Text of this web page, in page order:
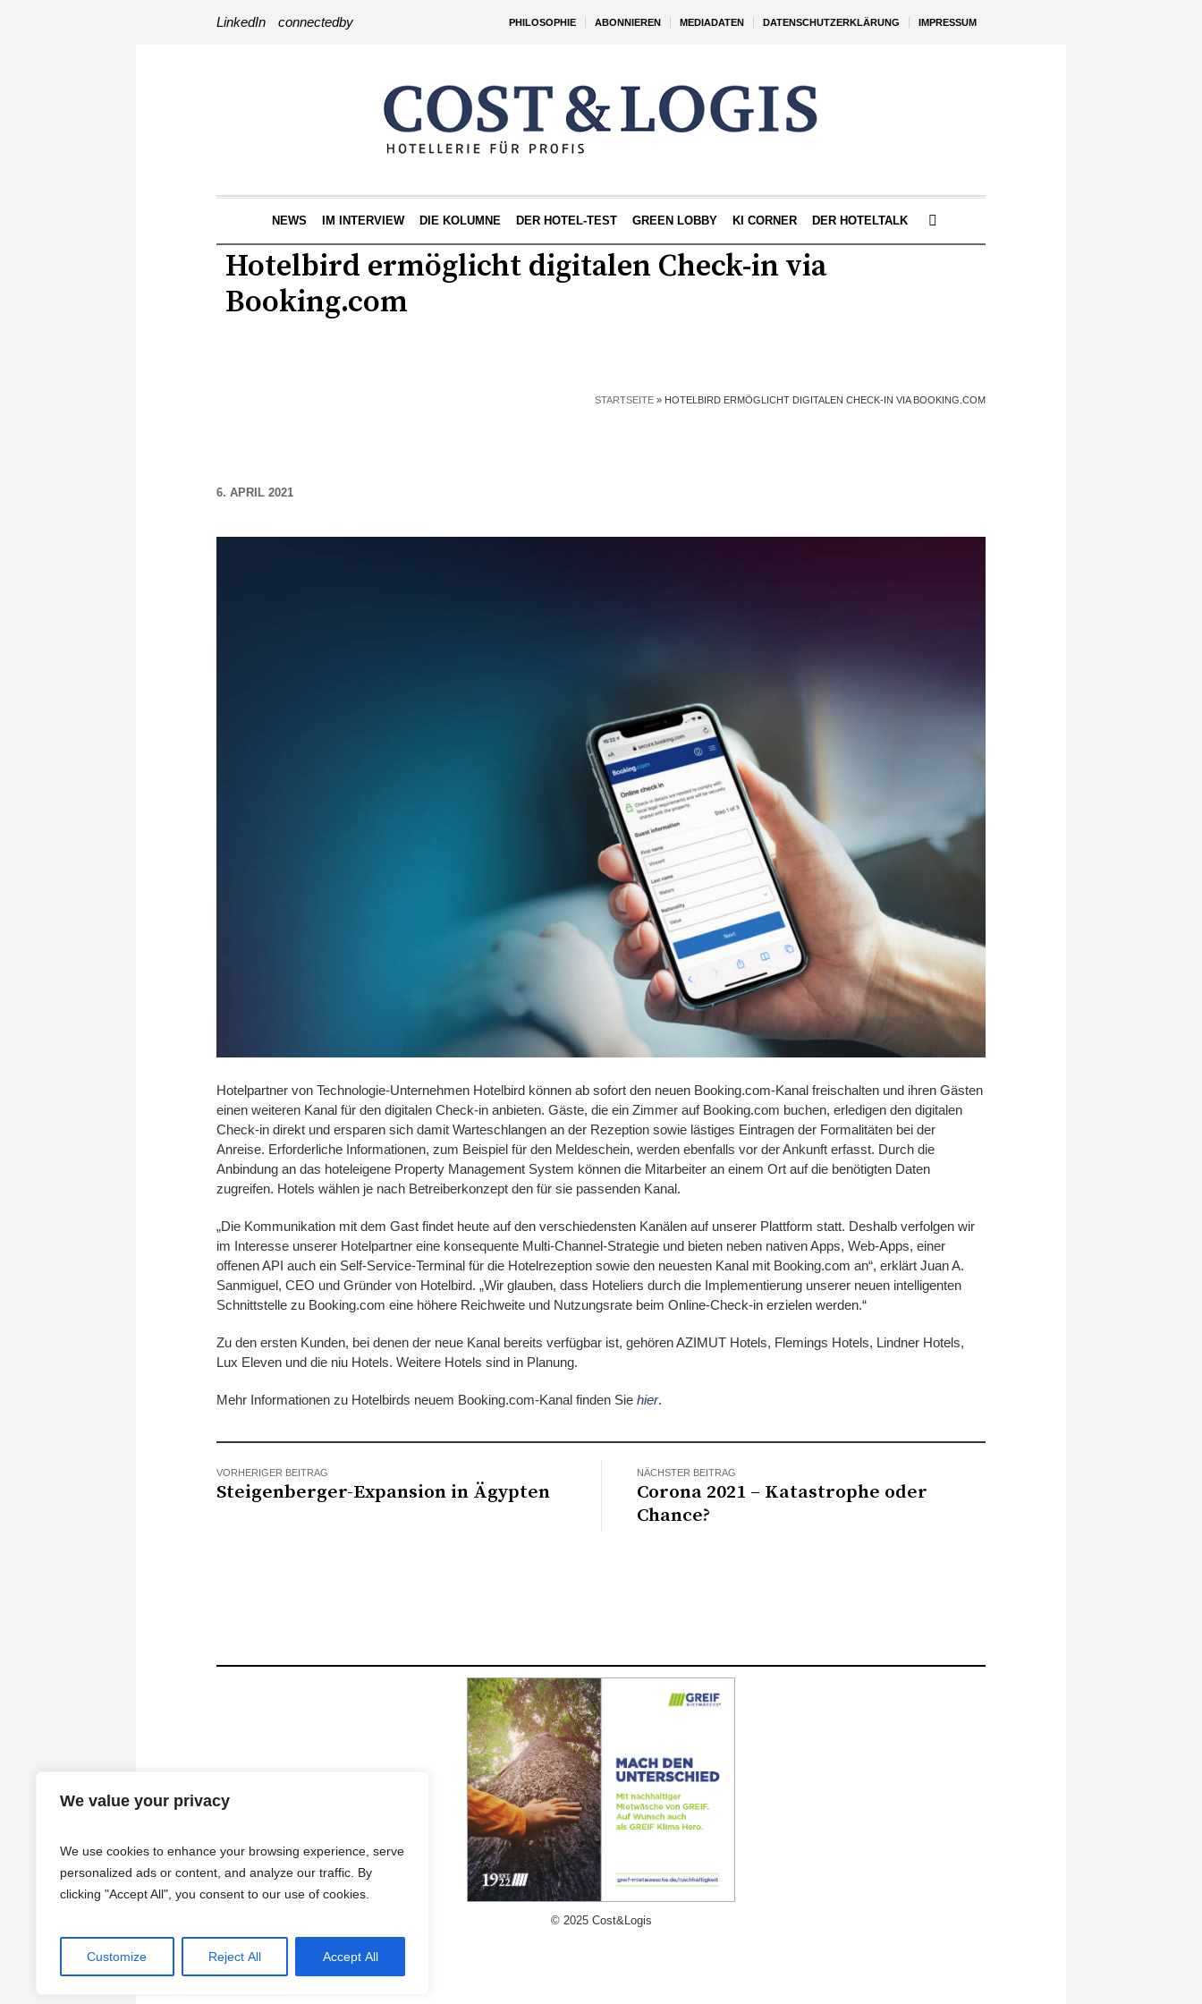
We value your privacy
We use cookies to enhance your browsing experience, serve
personalized ads or content, and analyze our traffic. By
clicking "Accept All", you consent to our use of cookies.
Customize Reject All Accept All
PHILOSOPHIE ABONNIEREN MEDIADATEN DATENSCHUTZERKLÄRUNG IMPRESSUM
LinkedIn connectedby
NEWS IM INTERVIEW DIE KOLUMNE DER HOTEL-TEST GREEN LOBBY KI CORNER DER HOTELTALK
Hotelbird ermöglicht digitalen Check-in via
Booking.com
STARTSEITE » HOTELBIRD ERMÖGLICHT DIGITALEN CHECK-IN VIA BOOKING.COM
6. APRIL 2021
Hotelpartner von Technologie-Unternehmen Hotelbird können ab sofort den neuen Booking.com-Kanal freischalten und ihren Gästen
einen weiteren Kanal für den digitalen Check-in anbieten. Gäste, die ein Zimmer auf Booking.com buchen, erledigen den digitalen
Check-in direkt und ersparen sich damit Warteschlangen an der Rezeption sowie lästiges Eintragen der Formalitäten bei der
Anreise. Erforderliche Informationen, zum Beispiel für den Meldeschein, werden ebenfalls vor der Ankunft erfasst. Durch die
Anbindung an das hoteleigene Property Management System können die Mitarbeiter an einem Ort auf die benötigten Daten
zugreifen. Hotels wählen je nach Betreiberkonzept den für sie passenden Kanal.
„Die Kommunikation mit dem Gast findet heute auf den verschiedensten Kanälen auf unserer Plattform statt. Deshalb verfolgen wir
im Interesse unserer Hotelpartner eine konsequente Multi-Channel-Strategie und bieten neben nativen Apps, Web-Apps, einer
offenen API auch ein Self-Service-Terminal für die Hotelrezeption sowie den neuesten Kanal mit Booking.com an“, erklärt Juan A.
Sanmiguel, CEO und Gründer von Hotelbird. „Wir glauben, dass Hoteliers durch die Implementierung unserer neuen intelligenten
Schnittstelle zu Booking.com eine höhere Reichweite und Nutzungsrate beim Online-Check-in erzielen werden.“
Zu den ersten Kunden, bei denen der neue Kanal bereits verfügbar ist, gehören AZIMUT Hotels, Flemings Hotels, Lindner Hotels,
Lux Eleven und die niu Hotels. Weitere Hotels sind in Planung.
Mehr Informationen zu Hotelbirds neuem Booking.com-Kanal finden Sie hier.
VORHERIGER BEITRAG
Steigenberger-Expansion in Ägypten
NÄCHSTER BEITRAG
Corona 2021 – Katastrophe oder
Chance?
© 2025 Cost&Logis